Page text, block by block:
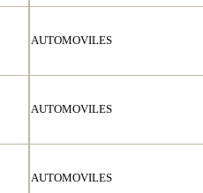
AUTOMOVILES
AUTOMOVILES
AUTOMOVILES